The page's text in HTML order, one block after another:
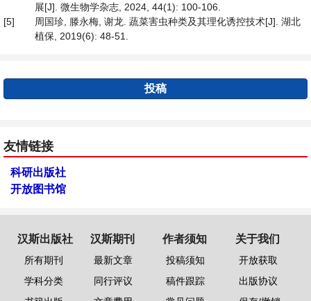
展[J]. 微生物学杂志, 2024, 44(1): 100-106.
[5]
周国珍, 滕永梅, 谢龙. 蔬菜害虫种类及其理化诱控技术[J]. 湖北
植保, 2019(6): 48-51.
投稿
友情链接
科研出版社
开放图书馆
汉斯出版社
所有期刊
学科分类
汉斯期刊
最新文章
同行评议
作者须知
投稿须知
稿件跟踪
关于我们
开放获取
出版协议